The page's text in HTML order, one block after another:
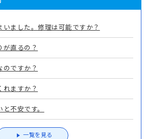
ました。修理は可能ですか？
が直るの？
のですか？
れますか？
不安です。
一覧を見る